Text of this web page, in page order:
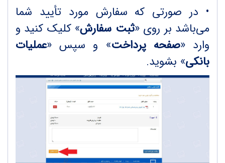
• در صورتی که سفارش مورد تأیید شما
می‌باشد بر روی «ثبت سفارش» کلیک کنید و
وارد «صفحه پرداخت» و سپس «عملیات
بانکی» بشوید.